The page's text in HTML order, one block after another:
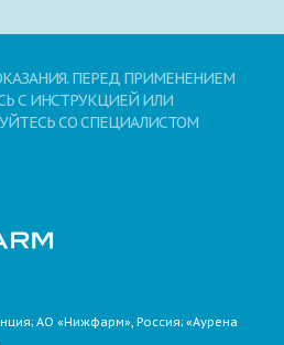
Свернуть
ПЕРЕД ПРИМЕНЕНИЕМ
С ИНСТРУКЦИЕЙ ИЛИ
СО СПЕЦИАЛИСТОМ
АО «Нижфарм», Россия; «Аурена